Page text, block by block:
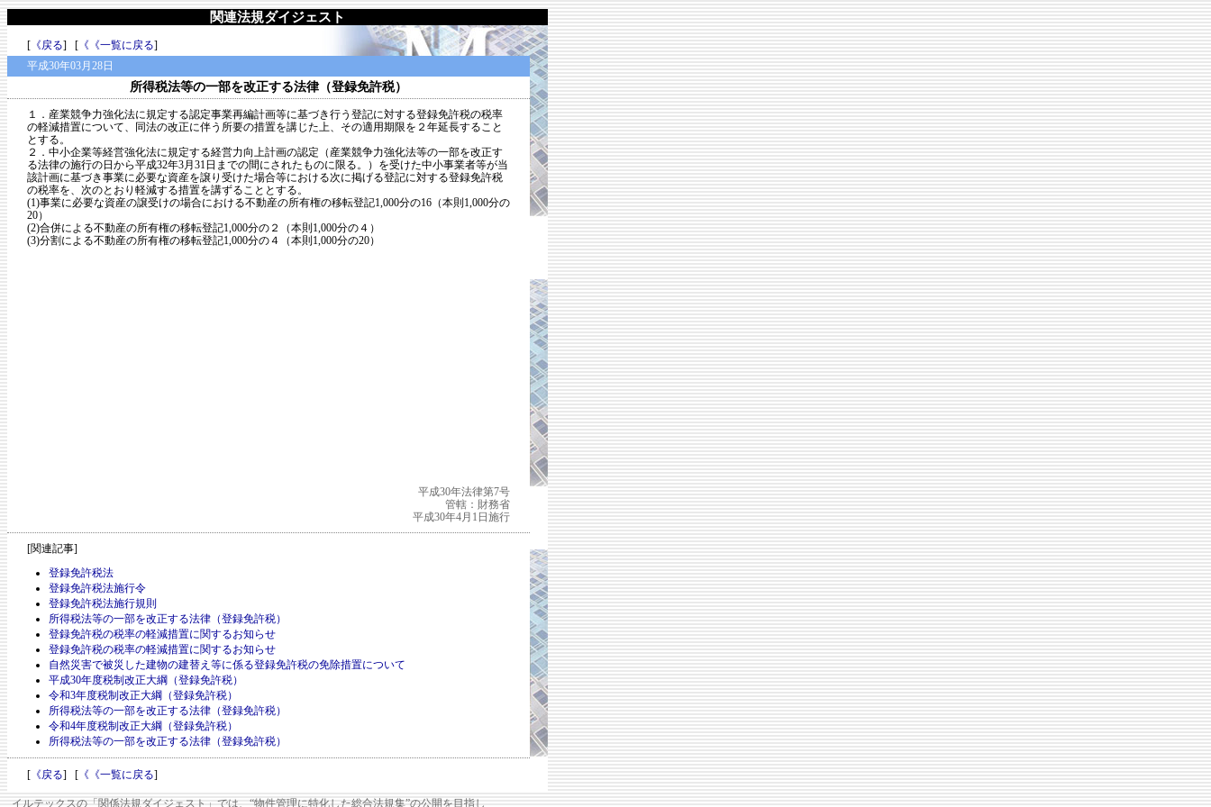
関連法規ダイジェスト
[《戻る] [《《一覧に戻る]
平成30年03月28日
所得税法等の一部を改正する法律（登録免許税）
１．産業競争力強化法に規定する認定事業再編計画等に基づき行う登記に対する登録免許税の税率
の軽減措置について、同法の改正に伴う所要の措置を講じた上、その適用期限を２年延長すること
とする。
２．中小企業等経営強化法に規定する経営力向上計画の認定（産業競争力強化法等の一部を改正す
る法律の施行の日から平成32年3月31日までの間にされたものに限る。）を受けた中小事業者等が当
該計画に基づき事業に必要な資産を譲り受けた場合等における次に掲げる登記に対する登録免許税
の税率を、次のとおり軽減する措置を講ずることとする。
(1)事業に必要な資産の譲受けの場合における不動産の所有権の移転登記1,000分の16（本則1,000分の
20）
(2)合併による不動産の所有権の移転登記1,000分の２（本則1,000分の４）
(3)分割による不動産の所有権の移転登記1,000分の４（本則1,000分の20）
平成30年法律第7号
管轄：財務省
平成30年4月1日施行
[関連記事]
登録免許税法
登録免許税法施行令
登録免許税法施行規則
所得税法等の一部を改正する法律（登録免許税）
登録免許税の税率の軽減措置に関するお知らせ
登録免許税の税率の軽減措置に関するお知らせ
自然災害で被災した建物の建替え等に係る登録免許税の免除措置について
平成30年度税制改正大綱（登録免許税）
令和3年度税制改正大綱（登録免許税）
所得税法等の一部を改正する法律（登録免許税）
令和4年度税制改正大綱（登録免許税）
所得税法等の一部を改正する法律（登録免許税）
[《戻る] [《《一覧に戻る]
イルテックスの「関係法規ダイジェスト」では、“物件管理に特化した総合法規集”の公開を目指し